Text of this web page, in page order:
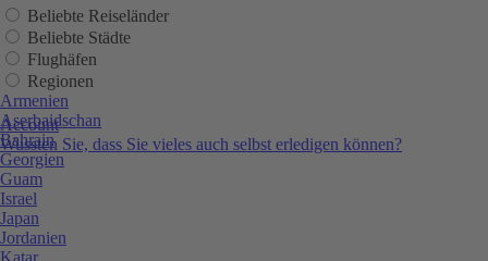
Account
Wussten Sie, dass Sie vieles auch selbst erledigen können?
Beliebte Reiseländer
Beliebte Städte
Flughäfen
Regionen
Armenien
Aserbaidschan
Bahrain
Georgien
Guam
Israel
Japan
Jordanien
Katar